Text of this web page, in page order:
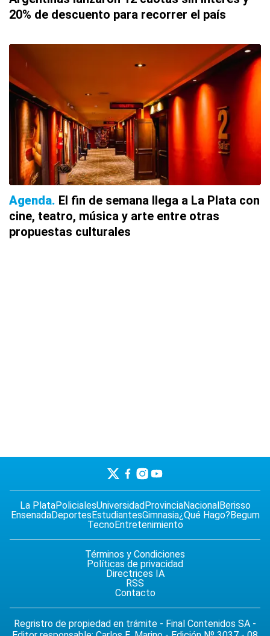
20% de descuento para recorrer el país
Agenda El fin de semana llega a La Plata con
cine, teatro, música y arte entre otras
propuestas culturales
La PlataPolicialesUniversidadProvinciaNacionalBerisso
EnsenadaDeportesEstudiantesGimnasia¿Qué Hago?Begum
TecnoEntretenimiento
Términos y Condiciones
Políticas de privacidad
Directrices IA
RSS
Contacto
Regristro de propiedad en trámite - Final Contenidos SA -